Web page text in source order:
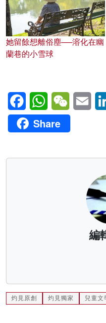
她留餘想離俗塵──溶化在幽
蘭巷的小雪球
FacebookWhatsAppWeChatEmail
Share
編
灼見原創 灼見獨家 兒童文